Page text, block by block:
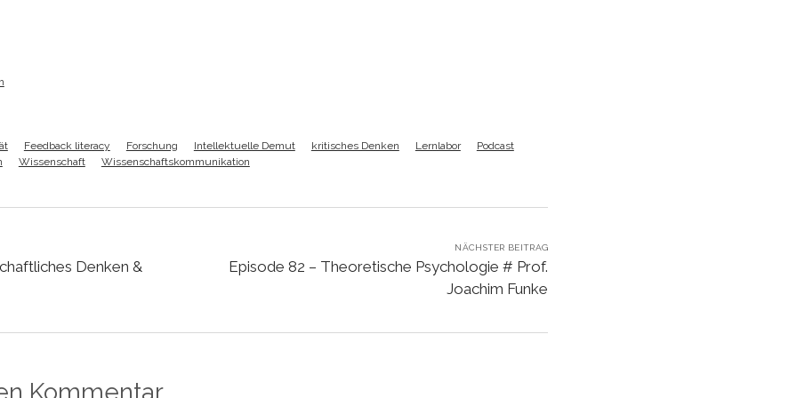
Feedback literacy Forschung Intellektuelle Demut kritisches Denken Lernlabor
Podcast
Wissenschaft Wissenschaftskommunikation
Denken &
NÄCHSTER BEITRAG
Episode 82 – Theoretische Psychologie # Prof.
Joachim Funke